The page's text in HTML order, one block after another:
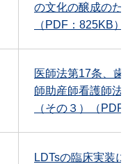
の文化の醸成の
（PDF：825KB）
医師法第17条、
師助産師看護師法
（その３）（
LDTsの臨床実装